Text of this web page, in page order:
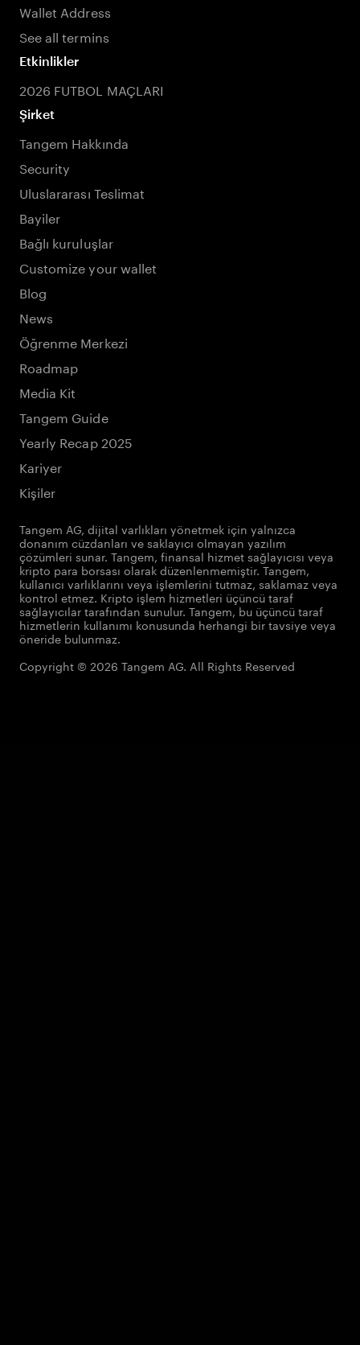
Wallet Address
See all termins
Etkinlikler
2026 FUTBOL MAÇLARI
Şirket
Tangem Hakkında
Security
Uluslararası Teslimat
Bayiler
Bağlı kuruluşlar
Customize your wallet
Blog
News
Öğrenme Merkezi
Roadmap
Media Kit
Tangem Guide
Yearly Recap 2025
Kariyer
Kişiler
Tangem AG, dijital varlıkları yönetmek için yalnızca
donanım cüzdanları ve saklayıcı olmayan yazılım
çözümleri sunar. Tangem, finansal hizmet sağlayıcısı veya
kripto para borsası olarak düzenlenmemiştir. Tangem,
kullanıcı varlıklarını veya işlemlerini tutmaz, saklamaz veya
kontrol etmez. Kripto işlem hizmetleri üçüncü taraf
sağlayıcılar tarafından sunulur. Tangem, bu üçüncü taraf
hizmetlerin kullanımı konusunda herhangi bir tavsiye veya
öneride bulunmaz.